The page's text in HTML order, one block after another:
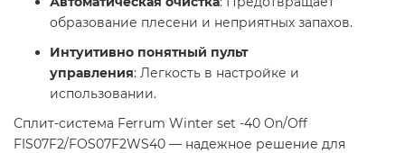
образование плесени и неприятных запахов.​
Интуитивно понятный пульт
управления: Легкость в настройке и
использовании.​
Сплит-система Ferrum Winter set -40 On/Off
FIS07F2/FOS07F2WS40 — надежное решение для